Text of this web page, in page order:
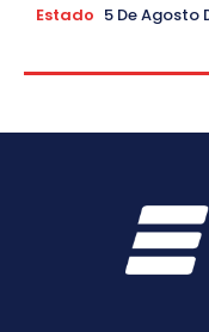
Estado 5 De Agosto